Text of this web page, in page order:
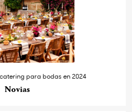
para bodas en 2024
Novias